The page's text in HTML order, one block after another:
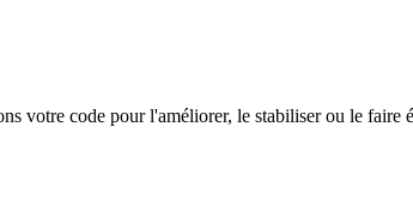
votre code pour l'améliorer, le stabiliser ou le faire